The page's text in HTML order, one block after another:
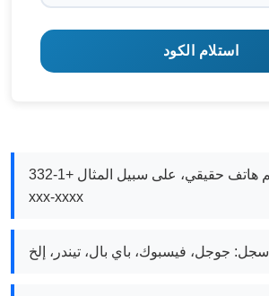
استلام الكود
احصل على رقم هاتف حقيقي، على سبيل المثال +1-332-
xxx-xxxx
سجل: جوجل، فيسبوك، باي بال، تيندر، إلخ